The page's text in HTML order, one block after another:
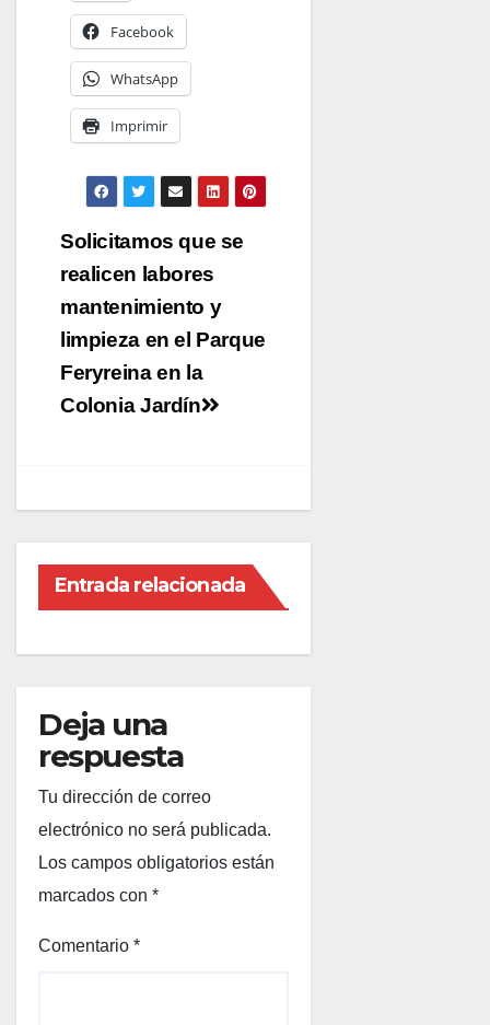
Facebook
WhatsApp
Imprimir
Navegación
de
entradas
Solicitamos que se
realicen labores
mantenimiento y
limpieza en el Parque
Feryreina en la
Colonia Jardín
Entrada relacionada
Deja una
respuesta
Tu dirección de correo
electrónico no será publicada.
Los campos obligatorios están
marcados con *
Comentario *